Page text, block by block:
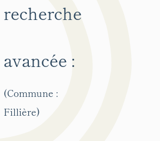
recherche
avancée :
(Commune :
Fillière)